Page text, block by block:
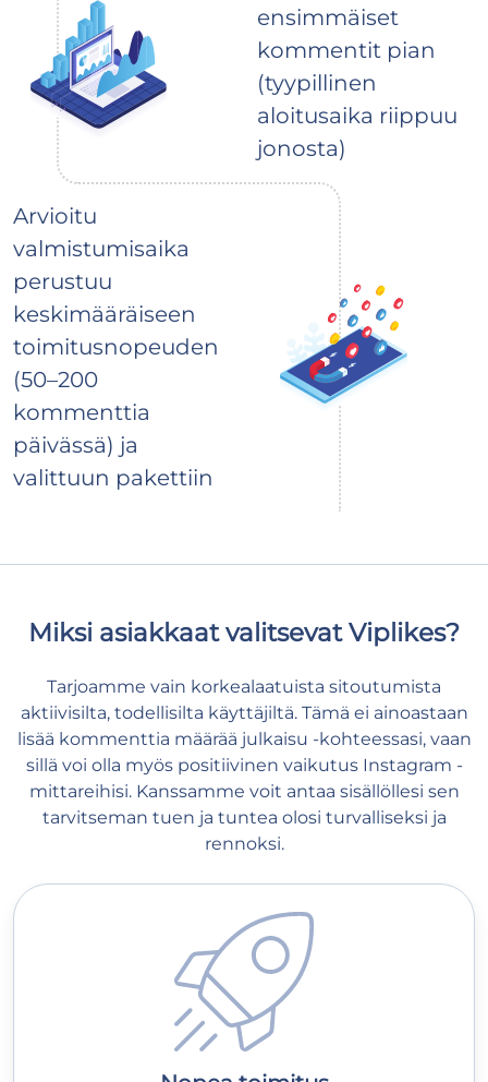
ensimmäiset
kommentit pian
(tyypillinen
aloitusaika riippuu
jonosta)
Arvioitu
valmistumisaika
perustuu
keskimääräiseen
toimitusnopeuden
(50–200
kommenttia
päivässä) ja
valittuun pakettiin
Miksi asiakkaat valitsevat Viplikes?
Tarjoamme vain korkealaatuista sitoutumista
aktiivisilta, todellisilta käyttäjiltä. Tämä ei ainoastaan
lisää kommenttia määrää julkaisu -kohteessasi, vaan
sillä voi olla myös positiivinen vaikutus Instagram -
mittareihisi. Kanssamme voit antaa sisällöllesi sen
tarvitseman tuen ja tuntea olosi turvalliseksi ja
rennoksi.